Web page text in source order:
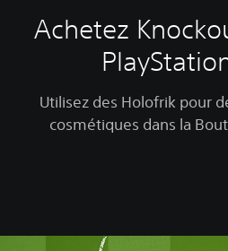
Achetez
Utilisez des Holofrik pour
cosmétiques dans la